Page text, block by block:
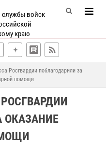
службы войск
краю
Росгвардии поблагодарили за
помощи
ОКАЗАНИЕ